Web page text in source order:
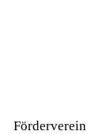
▼
Förderverein